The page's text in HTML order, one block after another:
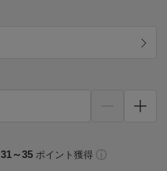
31～35 ポイント獲得